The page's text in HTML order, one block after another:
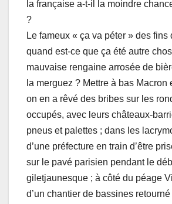
la française a-t-il la moindre
?
Le fameux « ça va péter » des fins
quand est-ce que ça été autre
mauvaise rengaine arrosée de
la merguez ? Mettre à bas Macron
on en a rêvé des bribes sur les
occupés, avec leurs châteaux-
pneus et palettes ; dans les
d’une préfecture en train d’être
sur le pavé parisien pendant le
giletjaunesque ; à côté du péage
d’un chantier de bassines